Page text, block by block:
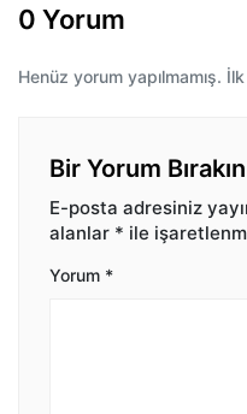
0 Yorum
Henüz yorum yapılmamış.
Bir Yorum Bırakın
E-posta adresiniz
alanlar * ile
Yorum *